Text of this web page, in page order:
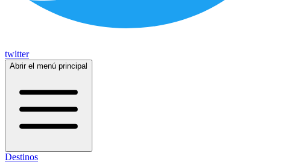
twitter
Abrir el menú principal
Destinos